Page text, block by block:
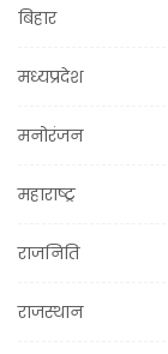
बिहार
मध्यप्रदेश
मनोरंजन
महाराष्ट्र
राजनिति
राजस्थान